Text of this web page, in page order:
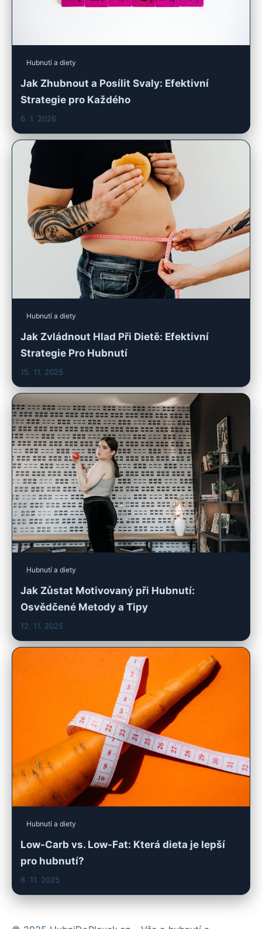
Hubnutí a diety
Jak Zhubnout a Posílit Svaly: Efektivní
Strategie pro Každého
6. 1. 2026
Hubnutí a diety
Jak Zvládnout Hlad Při Dietě: Efektivní
Strategie Pro Hubnutí
15. 11. 2025
Hubnutí a diety
Jak Zůstat Motivovaný při Hubnutí:
Osvědčené Metody a Tipy
12. 11. 2025
Hubnutí a diety
Low-Carb vs. Low-Fat: Která dieta je lepší
pro hubnutí?
8. 11. 2025